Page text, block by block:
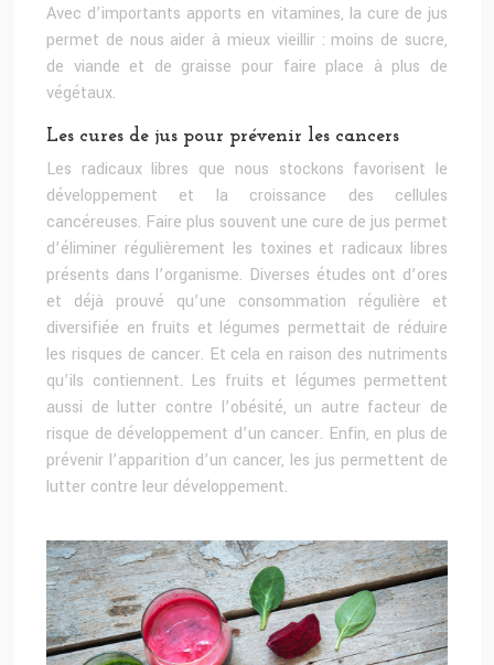
Avec d’importants apports en vitamines, la cure de jus
permet de nous aider à mieux vieillir : moins de sucre,
de viande et de graisse pour faire place à plus de
végétaux.
Les cures de jus pour prévenir les cancers
Les radicaux libres que nous stockons favorisent le
développement et la croissance des cellules
cancéreuses. Faire plus souvent une cure de jus permet
d’éliminer régulièrement les toxines et radicaux libres
présents dans l’organisme. Diverses études ont d’ores
et déjà prouvé qu’une consommation régulière et
diversifiée en fruits et légumes permettait de réduire
les risques de cancer. Et cela en raison des nutriments
qu’ils contiennent. Les fruits et légumes permettent
aussi de lutter contre l’obésité, un autre facteur de
risque de développement d’un cancer. Enfin, en plus de
prévenir l’apparition d’un cancer, les jus permettent de
lutter contre leur développement.